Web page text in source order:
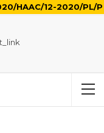
HAAC/12-2020/PL/P